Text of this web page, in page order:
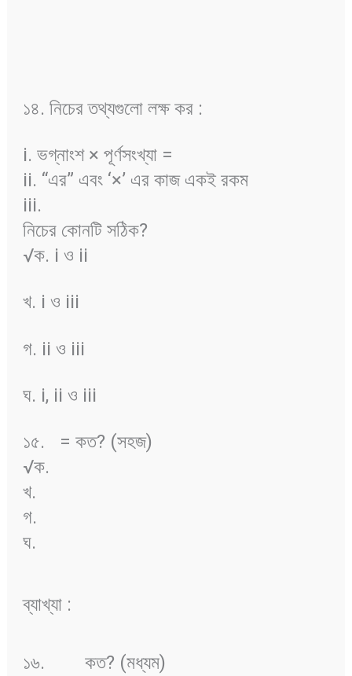
১৪. নিচের তথ্যগুলো লক্ষ কর :
i. ভগ্নাংশ × পূর্ণসংখ্যা =
ii. “এর” এবং ‘×’ এর কাজ একই রকম
iii.
নিচের কোনটি সঠিক?
√ক. i ও ii
খ. i ও iii
গ. ii ও iii
ঘ. i, ii ও iii
১৫.
= কত? (সহজ)
√ক.
খ.
গ.
ঘ.
ব্যাখ্যা :
১৬.
কত? (মধ্যম)